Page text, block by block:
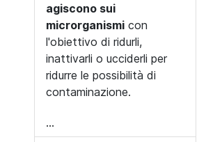
agiscono sui
microrganismi con
l'obiettivo di ridurli,
inattivarli o ucciderli per
ridurre le possibilità di
contaminazione.
...